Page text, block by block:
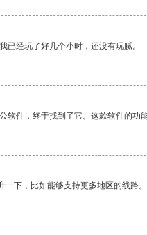
已经玩了好几个小时，还没有玩腻。
软件，终于找到了它。这款软件的
下，比如能够支持更多地区的线路。